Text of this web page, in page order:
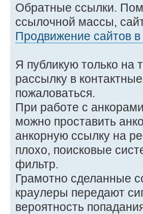
Обратные ссылки.
ссылочной массы,
Продвижение сайтов
Я публикую только на
рассылку в
пожаловаться.
При работе с
можно проставить
анкорную ссылку на
плохо, поисковые
фильтр.
Грамотно сделанные
краулеры передают
вероятность